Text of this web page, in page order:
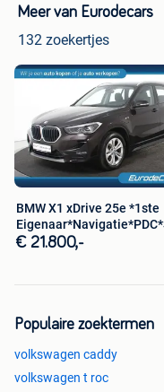
zorg bij het opstellen
websiteteksten,
Meer van Eurodecars
132 zoekertjes
BMW X1 xDrive 25e *1ste
€ 21.800,-
Populaire zoektermen
volkswagen caddy
volkswagen t roc